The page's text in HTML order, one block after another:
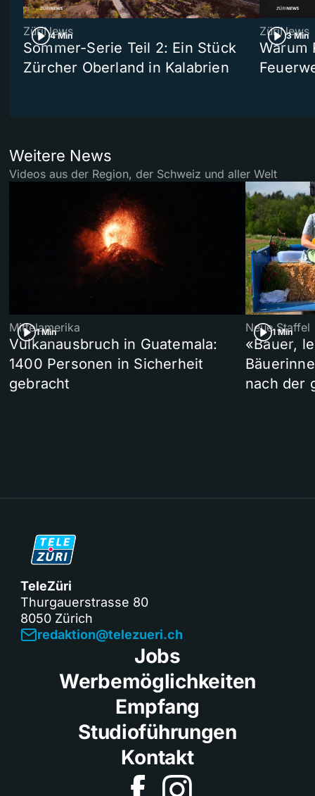
4 Min
ZüriNews
Sommer-Serie Teil 2: Ein Stück
Zürcher Oberland in Kalabrien
3 Min
ZüriNews
Warum
Weitere News
Videos aus der Region, der Schweiz und aller Welt
1 Min
Mittelamerika
Vulkanausbruch in Guatemala:
1400 Personen in Sicherheit
gebracht
1 Min
Neue Staffel
«Bauer,
nach der
TeleZüri
Thurgauerstrasse 80
8050 Zürich
redaktion@telezueri.ch
Jobs
Werbemöglichkeiten
Empfang
Studioführungen
Kontakt